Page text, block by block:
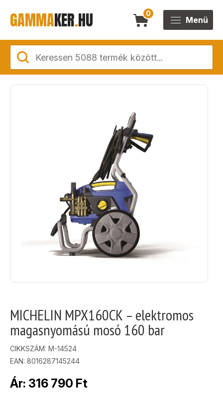
GAMMAKER.HU 0
Menü
MICHELIN MPX160CK – elektromos
magasnyomású mosó 160 bar
CIKKSZÁM: M-14524
EAN: 8016287145244
Ár: 316 790 Ft